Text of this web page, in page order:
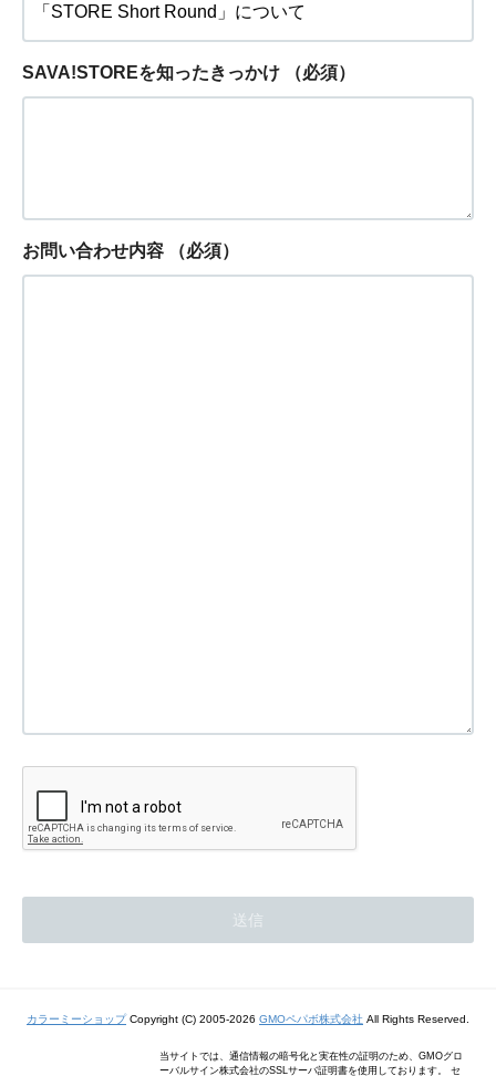
SAVA!STOREを知ったきっかけ （必須）
お問い合わせ内容 （必須）
カラーミーショップCopyright (C) 2005-2026 GMOペパボ株式会社 All Rights Reserved.
当サイトでは、通信情報の暗号化と実在性の証明のため、GMOグロ
ーバルサイン株式会社のSSLサーバ証明書を使用しております。 セ